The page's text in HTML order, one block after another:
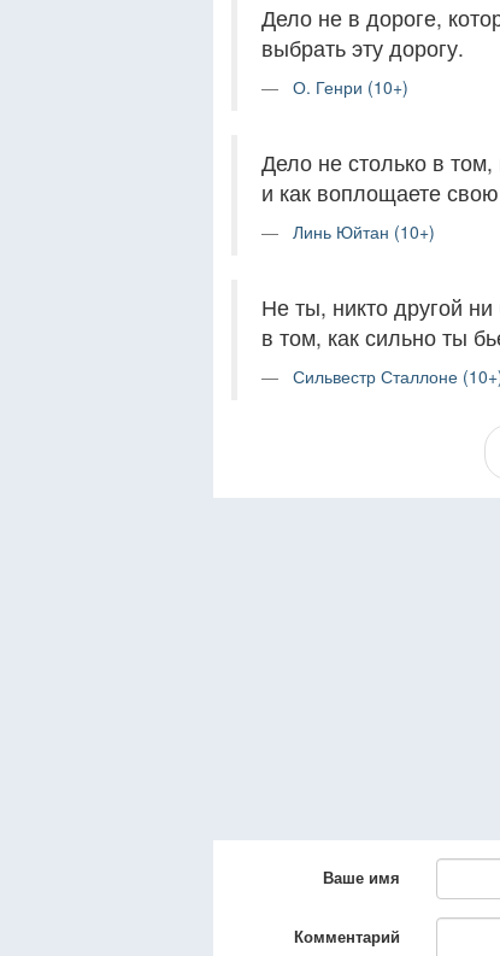
Дело не в дороге,
выбрать эту дорогу.
О. Генри (10+)
Дело не столько в
и как воплощаете
Линь Юйтан (10+)
Не ты, никто другой
в том, как сильно ты
Сильвестр Сталлоне
Ваше имя
Комментарий